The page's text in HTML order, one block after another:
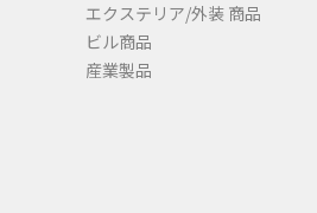
エクステリア/外装 商品
ビル商品
産業製品